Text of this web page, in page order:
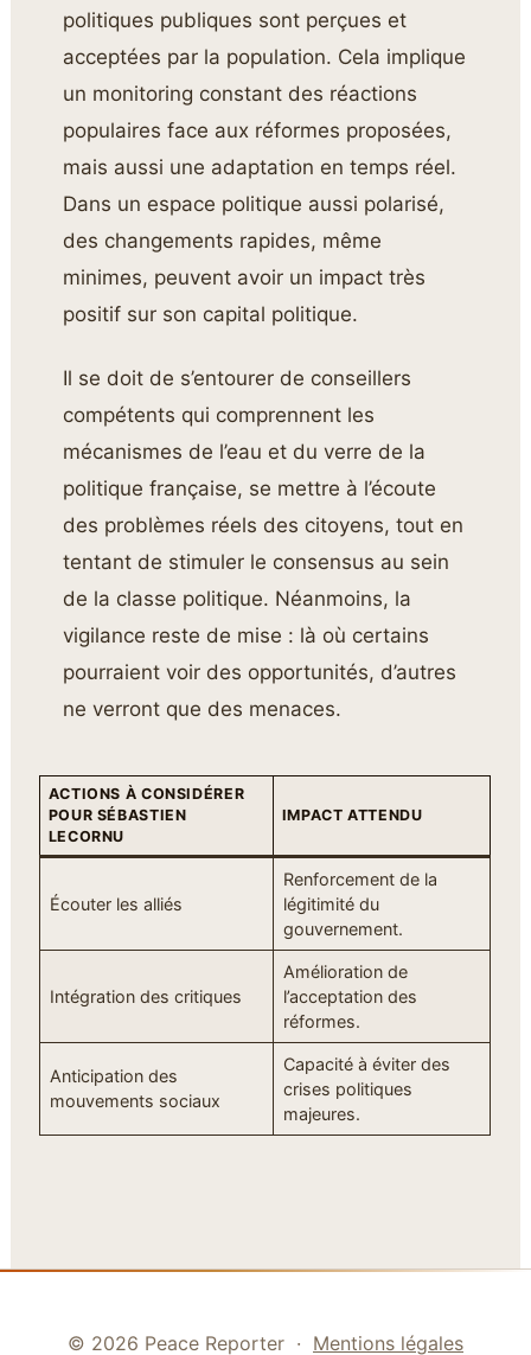
politiques publiques sont perçues et
acceptées par la population. Cela implique
un monitoring constant des réactions
populaires face aux réformes proposées,
mais aussi une adaptation en temps réel.
Dans un espace politique aussi polarisé,
des changements rapides, même
minimes, peuvent avoir un impact très
positif sur son capital politique.
Il se doit de s’entourer de conseillers
compétents qui comprennent les
mécanismes de l’eau et du verre de la
politique française, se mettre à l’écoute
des problèmes réels des citoyens, tout en
tentant de stimuler le consensus au sein
de la classe politique. Néanmoins, la
vigilance reste de mise : là où certains
pourraient voir des opportunités, d’autres
ne verront que des menaces.
ACTIONS À CONSIDÉRER
POUR SÉBASTIEN
LECORNU
IMPACT ATTENDU
Écouter les alliés
Renforcement de la
légitimité du
gouvernement.
Intégration des critiques
Amélioration de
l’acceptation des
réformes.
Anticipation des
mouvements sociaux
Capacité à éviter des
crises politiques
majeures.
© 2026 Peace Reporter · Mentions légales